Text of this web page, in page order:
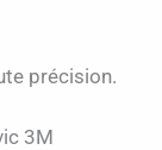
précision.
3M